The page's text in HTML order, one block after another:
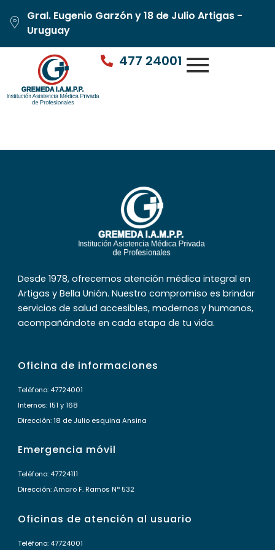
Gral. Eugenio Garzón y 18 de Julio Artigas -
Uruguay
477 24001
Desde 1978, ofrecemos atención médica integral en
Artigas y Bella Unión. Nuestro compromiso es brindar
servicios de salud accesibles, modernos y humanos,
acompañándote en cada etapa de tu vida.
Oficina de informaciones
Teléfono: 47724001
Internos: 151 y 168
Dirección: 18 de Julio esquina Ansina
Emergencia móvil
Teléfono: 47724111
Dirección: Amaro F. Ramos N° 532
Oficinas de atención al usuario
Teléfono: 47724001